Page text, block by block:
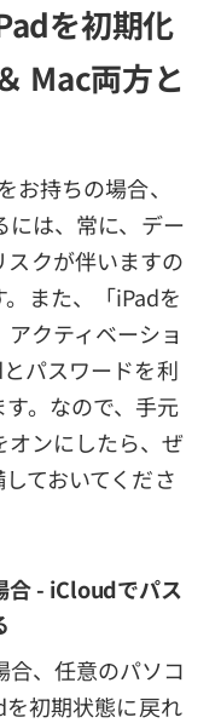
を初期化
Mac両方と
持ちの場合、
には、常に、デー
クが伴いますの
また、「iPadを
クティベーショ
パスワードを利
。なので、手元
オンにしたら、ぜ
ておいてくださ
合 - iCloudでパス
、任意のパソコ
初期状態に戻れ